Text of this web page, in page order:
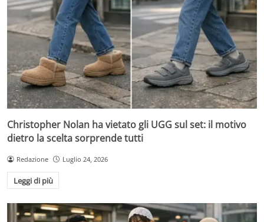
Christopher Nolan ha vietato gli UGG sul set: il motivo
dietro la scelta sorprende tutti
Redazione Luglio 24, 2026
Leggi di più